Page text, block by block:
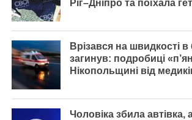
Ріг–Дніпро та поїхала
Врізався на швидкості в
загинув: подробиці
Нікопольщині від
Чоловіка збила автівка,